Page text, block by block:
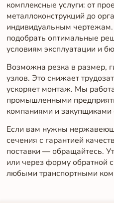
комплексные услуги: от
металлоконструкций до
индивидуальным
подобрать оптимальные
условиям эксплуатации и
Возможна резка в размер,
узлов. Это снижает
ускоряет монтаж. Мы
промышленными
компаниями и закупщиками
Если вам нужны
сечения с гарантией
поставки — обращайтесь.
или через форму обратной
любыми транспортными